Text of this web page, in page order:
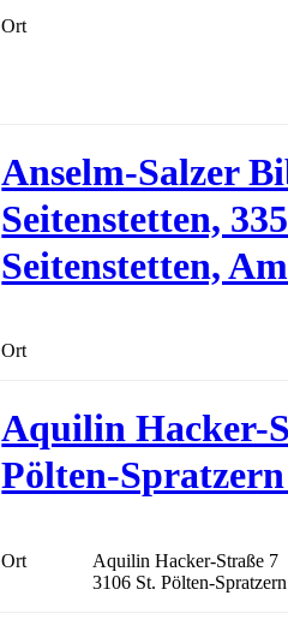
Ort
Anselm-Salzer
Seitenstetten,
Seitenstetten, Am
Ort
Aquilin Hacker-
Pölten-Spratzern
Ort
Aquilin Hacker-Straße 7
3106 St. Pölten-Spratzern